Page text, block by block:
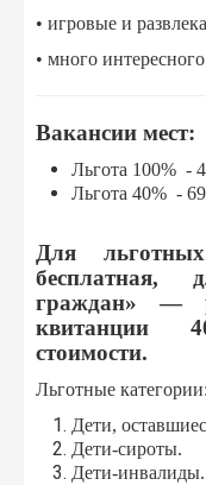
• игровые и
• много
Вакансии мест:
Льгота 100% -
Льгота 40% -
Для
бесплатная,
граждан» —
квитанции
стоимости.
Льготные категории:
Дети,
Дети-сироты.
Дети-